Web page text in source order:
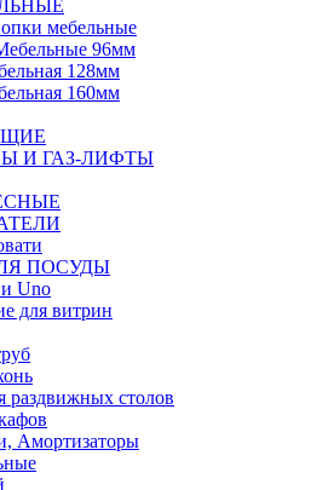
мебельные
96мм
128мм
160мм
И ГАЗ-ЛИФТЫ
ПОСУДЫ
Uno
для витрин
раздвижных столов
Амортизаторы